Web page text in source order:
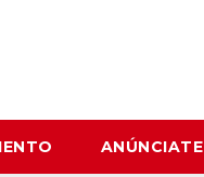
ANÚNCIATE